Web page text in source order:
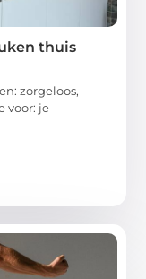
thuis
zorgeloos,
voor: je